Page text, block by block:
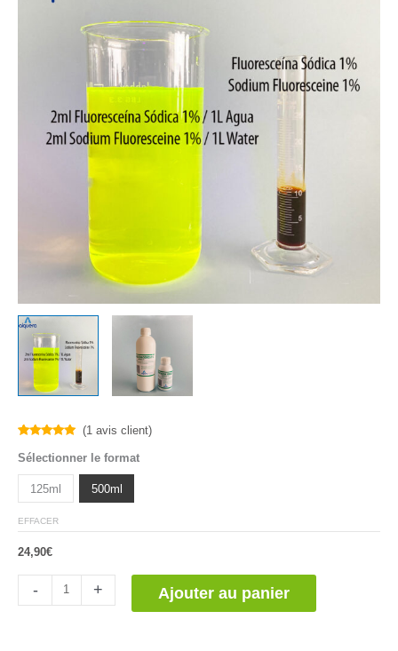
sur 5
notation
client
(1 avis client)
Sélectionner le format
125ml 500ml
EFFACER
24,90€
- + Ajouter au panier